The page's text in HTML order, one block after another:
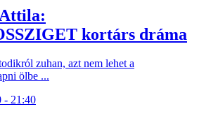
kortárs dráma
zuhan, azt nem lehet a
ölbe ...
- 21:40